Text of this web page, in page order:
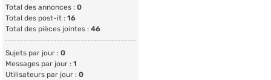
Total des annonces :0
Total des post-it :16
Total des pièces jointes :46
Sujets par jour :0
Messages par jour :1
Utilisateurs par jour :0